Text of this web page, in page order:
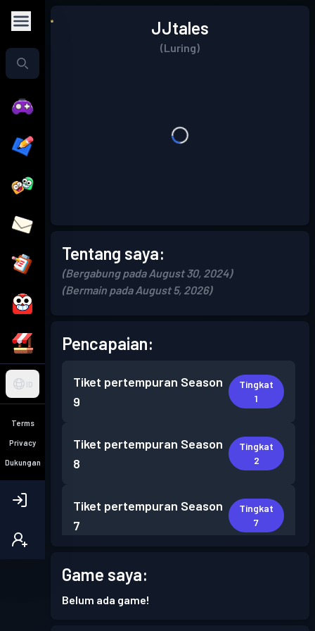
ID
Terms
Privacy
Dukungan
JJtales
(Luring)
Tentang saya:
(Bergabung pada August 30, 2024)
(Bermain pada August 5, 2026)
Pencapaian:
Tiket pertempuran Season
9
Tingkat
1
Tiket pertempuran Season
8
Tingkat
2
Tiket pertempuran Season
7
Tingkat
7
Game saya:
Belum ada game!